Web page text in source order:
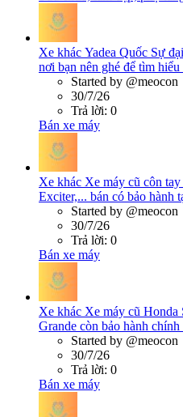
Xe khác Yadea Quốc Sự
nơi bạn nên ghé để tìm
Started by @meocon
30/7/26
Trả lời: 0
Bán xe máy
Xe khác Xe máy cũ côn
Exciter,... bán có bảo
Started by @meocon
30/7/26
Trả lời: 0
Bán xe máy
Xe khác Xe máy cũ Honda
Grande còn bảo hành
Started by @meocon
30/7/26
Trả lời: 0
Bán xe máy